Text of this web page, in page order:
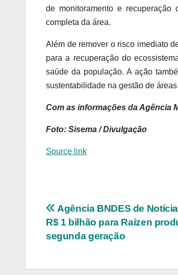
de monitoramento e
completa da área.
Além de remover o risco imediato
para a recuperação do
saúde da população. A ação
sustentabilidade na gestão de
Com as informações da Agência
Foto: Sisema / Divulgação
Source link
Navegação
de
Agência BNDES de
R$ 1 bilhão para Raízen
segunda geração